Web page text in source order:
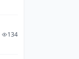
134